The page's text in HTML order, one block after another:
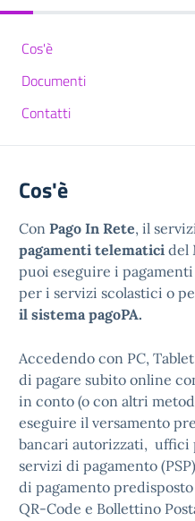
Cos'è
Documenti
Contatti
Cos'è
Con Pago In Rete, il
pagamenti telematici del
puoi eseguire i
per i servizi scolastici o
il sistema pagoPA.
Accedendo con PC,
di pagare subito online
in conto (o con altri
eseguire il versamento
bancari autorizzati, uffici
servizi di pagamento
di pagamento
QR-Code e Bollettino